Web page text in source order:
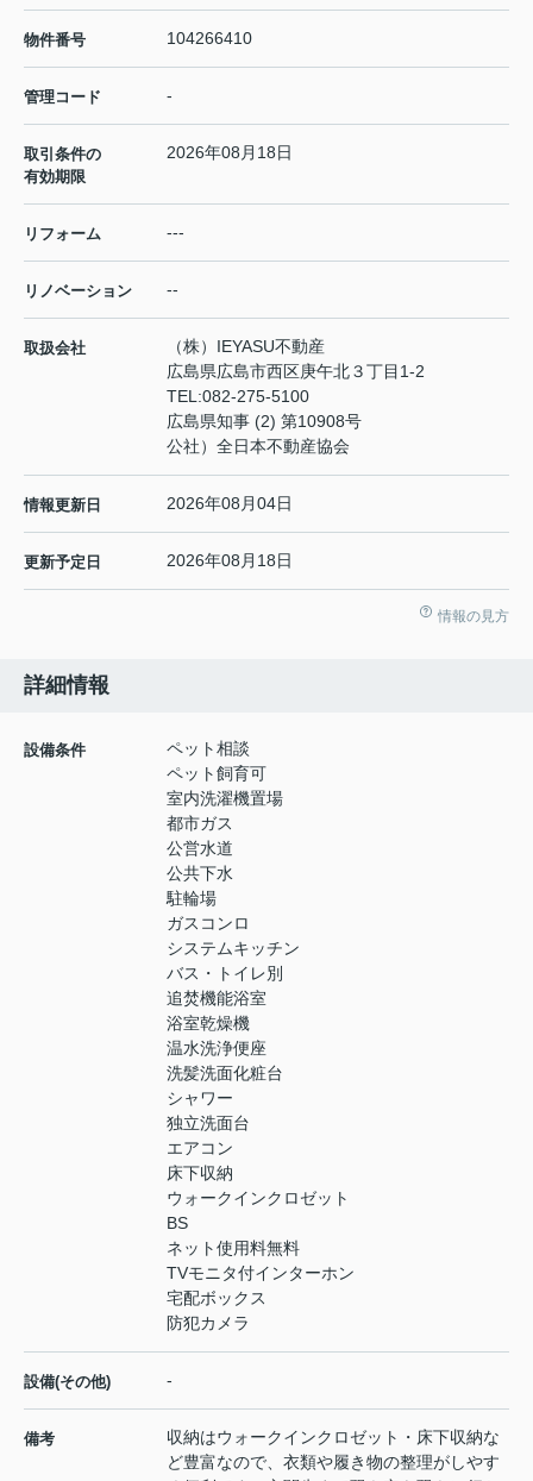
物件番号 104266410
管理コード -
取引条件の
有効期限
2026年08月18日
リフォーム ---
リノベーション --
取扱会社
（株）IEYASU不動産
広島県広島市西区庚午北３丁目1-2
TEL:082-275-5100
広島県知事 (2) 第10908号
公社）全日本不動産協会
情報更新日 2026年08月04日
更新予定日 2026年08月18日
情報の見方
詳細情報
設備条件
ペット相談
ペット飼育可
室内洗濯機置場
都市ガス
公営水道
公共下水
駐輪場
ガスコンロ
システムキッチン
バス・トイレ別
追焚機能浴室
浴室乾燥機
温水洗浄便座
洗髪洗面化粧台
シャワー
独立洗面台
エアコン
床下収納
ウォークインクロゼット
BS
ネット使用料無料
TVモニタ付インターホン
宅配ボックス
防犯カメラ
設備(その他) -
備考
収納はウォークインクロゼット・床下収納な
ど豊富なので、衣類や履き物の整理がしやす